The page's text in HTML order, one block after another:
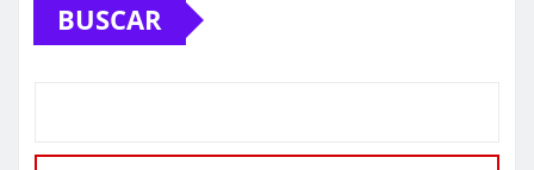
BUSCAR